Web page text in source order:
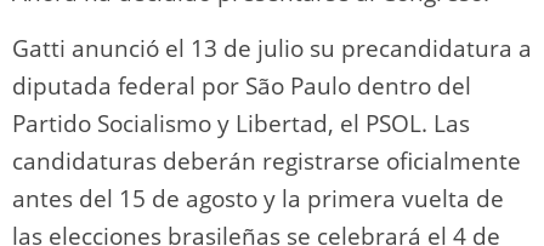
Gatti anunció el 13 de julio su precandidatura a
diputada federal por São Paulo dentro del
Partido Socialismo y Libertad, el PSOL. Las
candidaturas deberán registrarse oficialmente
antes del 15 de agosto y la primera vuelta de
las elecciones brasileñas se celebrará el 4 de